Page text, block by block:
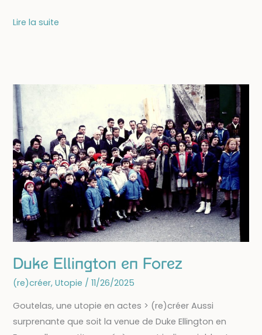
Bernard
soutiens
artistiques
des
premières
heures
Lire la suite
Duke Ellington en Forez
(re)créer, Utopie / 11/26/2025
Goutelas, une utopie en actes > (re)créer Aussi
surprenante que soit la venue de Duke Ellington en